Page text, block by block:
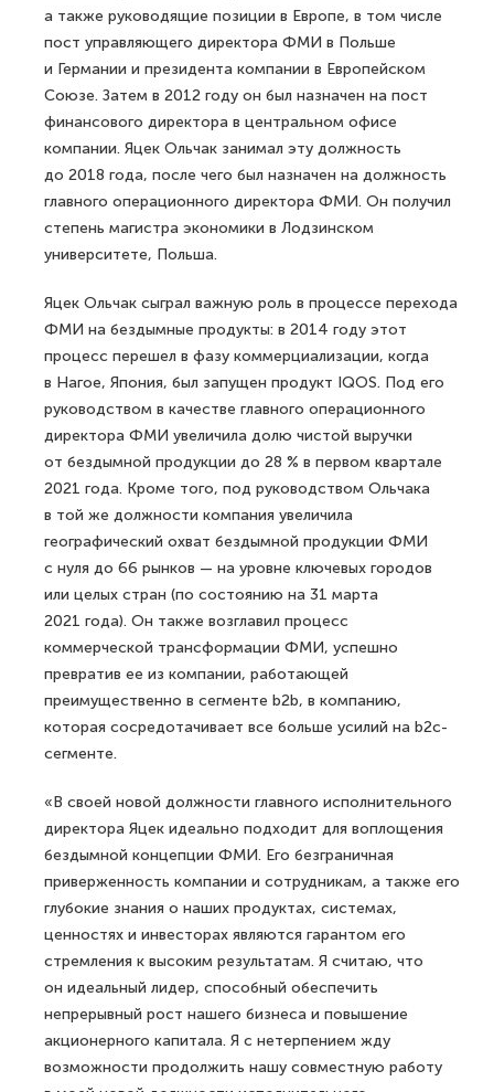
а также руководящие позиции в Европе, в том числе
пост управляющего директора ФМИ в Польше
и Германии и президента компании в Европейском
Союзе. Затем в 2012 году он был назначен на пост
финансового директора в центральном офисе
компании. Яцек Ольчак занимал эту должность
до 2018 года, после чего был назначен на должность
главного операционного директора ФМИ. Он получил
степень магистра экономики в Лодзинском
университете, Польша.
Яцек Ольчак сыграл важную роль в процессе перехода
ФМИ на бездымные продукты: в 2014 году этот
процесс перешел в фазу коммерциализации, когда
в Нагое, Япония, был запущен продукт IQOS. Под его
руководством в качестве главного операционного
директора ФМИ увеличила долю чистой выручки
от бездымной продукции до 28 % в первом квартале
2021 года. Кроме того, под руководством Ольчака
в той же должности компания увеличила
географический охват бездымной продукции ФМИ
с нуля до 66 рынков — на уровне ключевых городов
или целых стран (по состоянию на 31 марта
2021 года). Он также возглавил процесс
коммерческой трансформации ФМИ, успешно
превратив ее из компании, работающей
преимущественно в сегменте b2b, в компанию,
которая сосредотачивает все больше усилий на b2c-
сегменте.
«В своей новой должности главного исполнительного
директора Яцек идеально подходит для воплощения
бездымной концепции ФМИ. Его безграничная
приверженность компании и сотрудникам, а также его
глубокие знания о наших продуктах, системах,
ценностях и инвесторах являются гарантом его
стремления к высоким результатам. Я считаю, что
он идеальный лидер, способный обеспечить
непрерывный рост нашего бизнеса и повышение
акционерного капитала. Я с нетерпением жду
возможности продолжить нашу совместную работу